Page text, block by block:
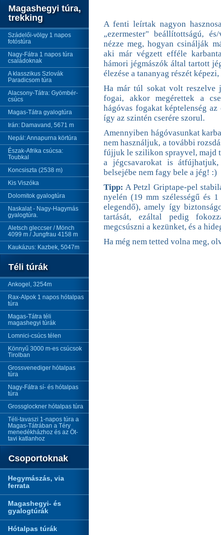
Magashegyi túra,
trekking
Szádelői-völgy 1 napos
fotóstúra
Nagy-Fátra 1 napos túra
családoknak
A klasszikus Szlovák
Paradicsom túra
Alacsony-Tátra: Gyömbér-
csúcs
Magas-Tátra gyalogtúra
Irán: Damavand, 5671 m
Nepál: Annapurna körtúra
Észak-Afrika csúcsa:
Toubkal
Koncsiszta (2538 m)
Kis Viszóka
Dolomitok gyalogtúra
Naskalat - Nagy-Hagymás
gyalogtúra.
Aletsch gleccser / Mönch
4099 m / Jungfrau 4158 m
Kaukázus: Kazbek, 5047m
Téli túrák
Ankogel, 3254m
Rax-Alpok 1 napos hótalpas
túra
Magas-Tátra téli
magashegyi túrák
Lomnici-csúcs télen
Könnyű 3000 m-es csúcsok
Tirolban
Grossvenediger hótalpas
túra
Nagy-Fátra sí- és hótalpas
túra
Grossglockner hótalpas túra
Téli-tavaszi 1-napos túra a
Magas-Tátrában a Téry
menedékházhoz és az Öt-
tavi katlanhoz
Csoportoknak
Hegymászás, via
ferrata
Magashegyi- és
gyalogtúrák
Hótalpas túrák
A fenti leírtak nagyon
„ezermester" beállítottságú,
nézze meg, hogyan csinálják
aki már végzett efféle
hámori jégmászók által tartott
élezése a tananyag részét
Ha már túl sokat volt reszelve
fogai, akkor megérettek a
hágóvas fogakat képtelenség
így az szintén cserére szorul.
Amennyiben hágóvasunkat
nem használjuk, a további
fújjuk le szilikon sprayvel, majd
a jégcsavarokat is
belsejébe nem fagy bele a jég! :)
Tipp: A Petzl Griptape-pel
nyelén (19 mm szélességű és
elegendő), amely így
tartását, ezáltal pedig
megcsúszni a kezünket, és a
Ha még nem tetted volna meg,